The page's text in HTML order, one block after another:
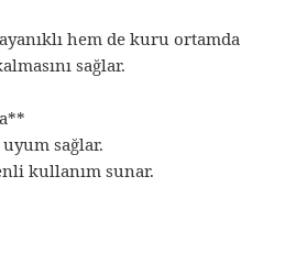
hem de kuru ortamda
sağlar.
sağlar.
kullanım sunar.